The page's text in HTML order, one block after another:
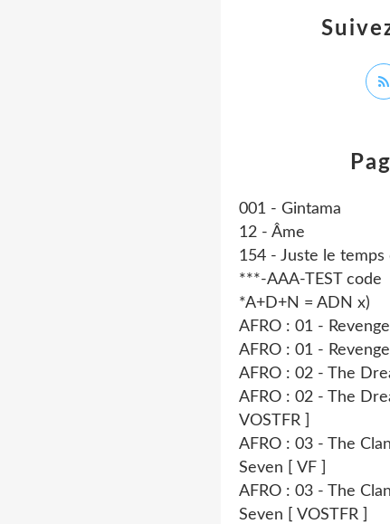
001 - Gintama
12 - Âme
154 - Juste le temps
***-AAA-TEST code
*A+D+N = ADN x)
AFRO : 01 - Revenge
AFRO : 01 - Revenge
AFRO : 02 - The
AFRO : 02 - The
VOSTFR ]
AFRO : 03 - The
Seven [ VF ]
AFRO : 03 - The
Seven [ VOSTFR ]